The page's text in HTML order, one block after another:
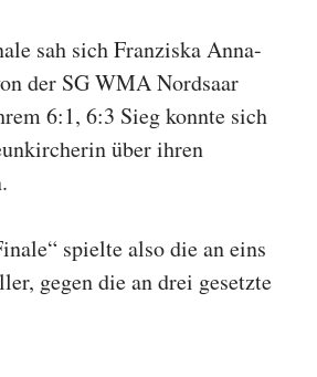
sah sich Franziska Anna-
der SG WMA Nordsaar
6:1, 6:3 Sieg konnte sich
über ihren
spielte also die an eins
gegen die an drei gesetzte